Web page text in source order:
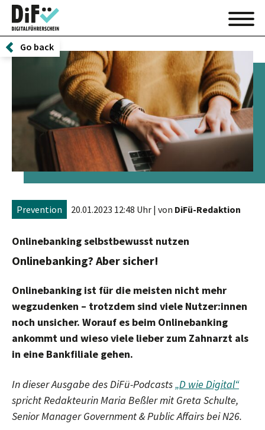
Go back
Prevention 20.01.2023 12:48 Uhr | von DiFü-Redaktion
Onlinebanking selbstbewusst nutzen
Onlinebanking? Aber sicher!
Onlinebanking ist für die meisten nicht mehr
wegzudenken – trotzdem sind viele Nutzer:innen
noch unsicher. Worauf es beim Onlinebanking
ankommt und wieso viele lieber zum Zahnarzt als
in eine Bankfiliale gehen.
In dieser Ausgabe des DiFü-Podcasts„D wie Digital“
spricht Redakteurin Maria Beßler mit Greta Schulte,
Senior Manager Government & Public Affairs bei N26.